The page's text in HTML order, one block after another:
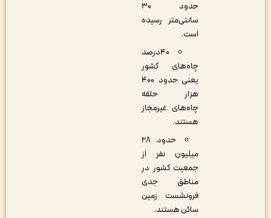
سانتی‌متر رسیده
۴۰درصد
چاه‌های کشور
یعنی حدود ۴۰۰
هزار حلقه
چاه‌های غیرمجاز
حدود ۲۸
میلیون نفر از
جمعیت کشور در
مناطق جدی
فرونشست زمین
ساکن هستند.